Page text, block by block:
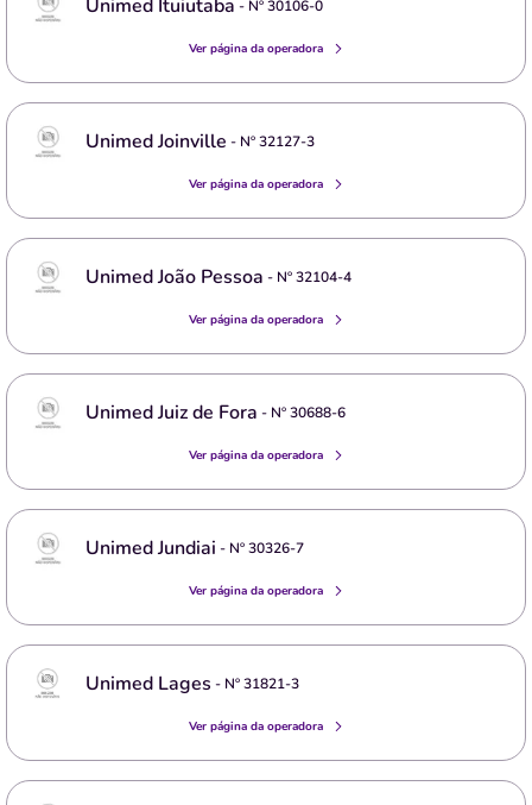
Unimed Ituiutaba - Nº30106-0
Ver página da operadora
Unimed Joinville - Nº32127-3
Ver página da operadora
Unimed João Pessoa - Nº32104-4
Ver página da operadora
Unimed Juiz de Fora - Nº30688-6
Ver página da operadora
Unimed Jundiai - Nº30326-7
Ver página da operadora
Unimed Lages - Nº31821-3
Ver página da operadora